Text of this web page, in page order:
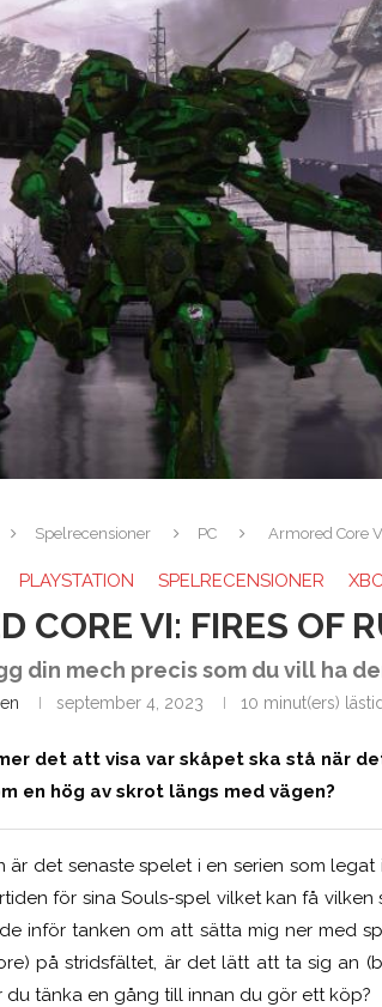
Spelrecensioner PC Armored Core
PLAYSTATION SPELRECENSIONER
CORE VI: FIRES OF
din mech precis som du vill ha
september 4, 2023 10 minut(ers) lästid
det att visa var skåpet ska stå när
en hög av skrot längs med vägen?
är det senaste spelet i en serien som
för sina Souls-spel vilket kan få
inför tanken om att sätta mig ner med
på stridsfältet, är det lätt att ta sig an
tänka en gång till innan du gör ett köp?